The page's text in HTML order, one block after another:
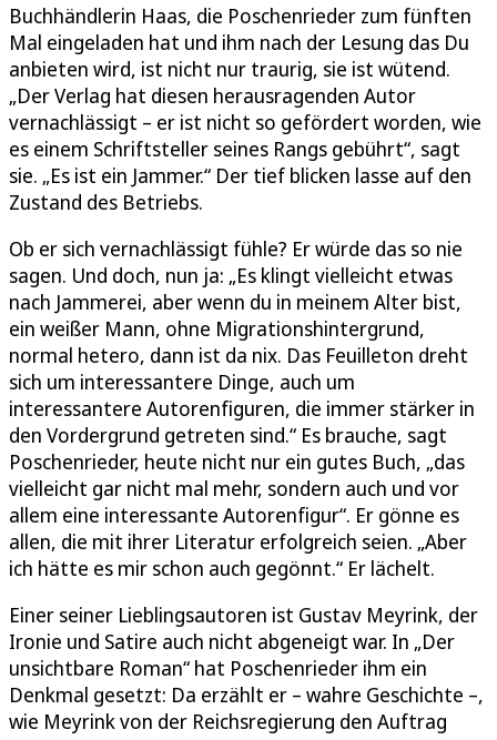
Buchhändlerin Haas, die Poschenrieder zum fünften
Mal eingeladen hat und ihm nach der Lesung das Du
anbieten wird, ist nicht nur traurig, sie ist wütend.
„Der Verlag hat diesen herausragenden Autor
vernachlässigt – er ist nicht so gefördert worden, wie
es einem Schriftsteller seines Rangs gebührt“, sagt
sie. „Es ist ein Jammer.“ Der tief blicken lasse auf den
Zustand des Betriebs.
Ob er sich vernachlässigt fühle? Er würde das so nie
sagen. Und doch, nun ja: „Es klingt vielleicht etwas
nach Jammerei, aber wenn du in meinem Alter bist,
ein weißer Mann, ohne Migrationshintergrund,
normal hetero, dann ist da nix. Das Feuilleton dreht
sich um interessantere Dinge, auch um
interessantere Autorenfiguren, die immer stärker in
den Vordergrund getreten sind.“ Es brauche, sagt
Poschenrieder, heute nicht nur ein gutes Buch, „das
vielleicht gar nicht mal mehr, sondern auch und vor
allem eine interessante Autorenfigur“. Er gönne es
allen, die mit ihrer Literatur erfolgreich seien. „Aber
ich hätte es mir schon auch gegönnt.“ Er lächelt.
Einer seiner Lieblingsautoren ist Gustav Meyrink, der
Ironie und Satire auch nicht abgeneigt war. In „Der
unsichtbare Roman“ hat Poschenrieder ihm ein
Denkmal gesetzt: Da erzählt er – wahre Geschichte –,
wie Meyrink von der Reichsregierung den Auftrag